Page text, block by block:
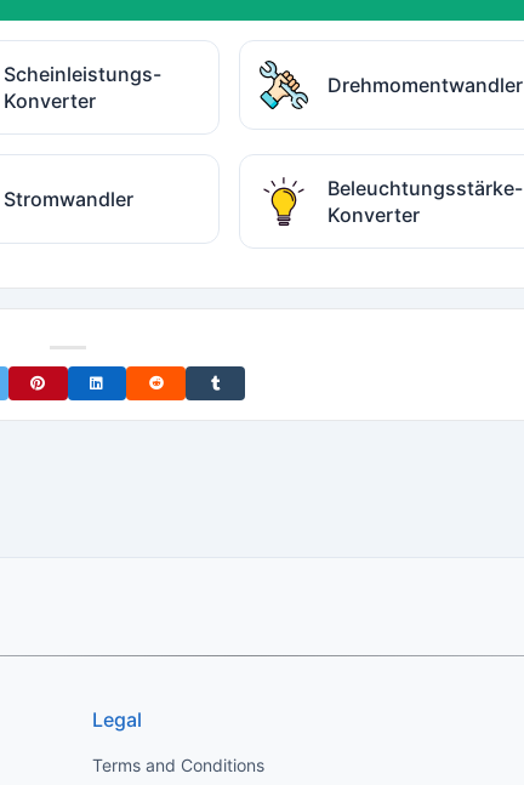
Scheinleistungs-
Konverter
Drehmomentwandler
Stromwandler
Beleuchtungsstärke-
Konverter
on Twitter
Share on Pinterest
Share on LinkedIn
Share on RedditShare on Tumblr
Legal
Terms and Conditions